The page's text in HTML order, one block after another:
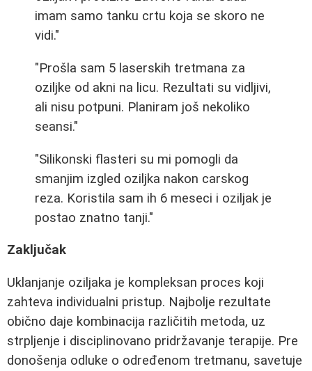
imam samo tanku crtu koja se skoro ne
vidi."
"Prošla sam 5 laserskih tretmana za
oziljke od akni na licu. Rezultati su vidljivi,
ali nisu potpuni. Planiram još nekoliko
seansi."
"Silikonski flasteri su mi pomogli da
smanjim izgled oziljka nakon carskog
reza. Koristila sam ih 6 meseci i oziljak je
postao znatno tanji."
Zaključak
Uklanjanje oziljaka je kompleksan proces koji
zahteva individualni pristup. Najbolje rezultate
obično daje kombinacija različitih metoda, uz
strpljenje i disciplinovano pridržavanje terapije. Pre
donošenja odluke o određenom tretmanu, savetuje